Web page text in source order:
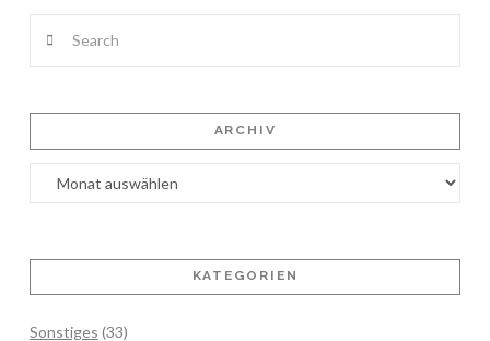
ARCHIV
Archiv
KATEGORIEN
Sonstiges (33)